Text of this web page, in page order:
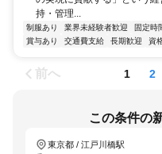
持・管理...
制服あり 業界未経験者歓迎 固定時
賞与あり
交通費支給 長期歓迎 資
前へ 1 2
この条件の
東京都 / 江戸川橋駅